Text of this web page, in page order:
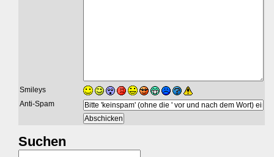
Smileys
Anti-Spam
Suchen